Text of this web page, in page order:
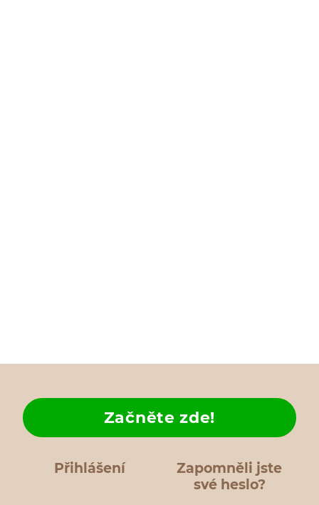
Přihlášení
Zapomněli jste
své heslo?
Začněte zde!